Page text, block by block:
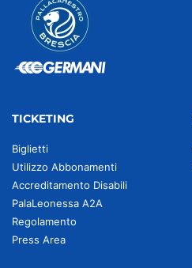
TICKETING
Biglietti
Utilizzo Abbonamenti
Accreditamento Disabili
PalaLeonessa A2A
Regolamento
Press Area